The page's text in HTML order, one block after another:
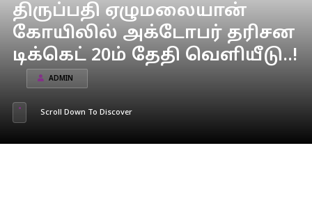
திருப்பதி ஏழுமலையான்
கோயிலில் அக்டோபர் தரிசன
டிக்கெட் 20ம் தேதி வெளியீடு..!
ADMIN
Scroll Down To Discover